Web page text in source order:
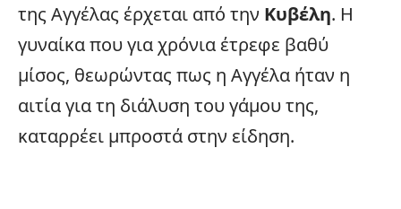
της Αγγέλας έρχεται από την Κυβέλη. Η
γυναίκα που για χρόνια έτρεφε βαθύ
μίσος, θεωρώντας πως η Αγγέλα ήταν η
αιτία για τη διάλυση του γάμου της,
καταρρέει μπροστά στην είδηση.